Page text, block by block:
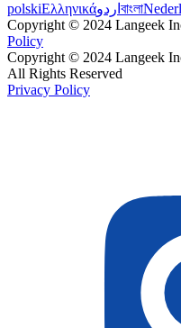
polskiΕλληνικάاردو বাংলা
Copyright © 2024 Langeek
Policy
Copyright © 2024 Langeek
All Rights Reserved
Privacy Policy